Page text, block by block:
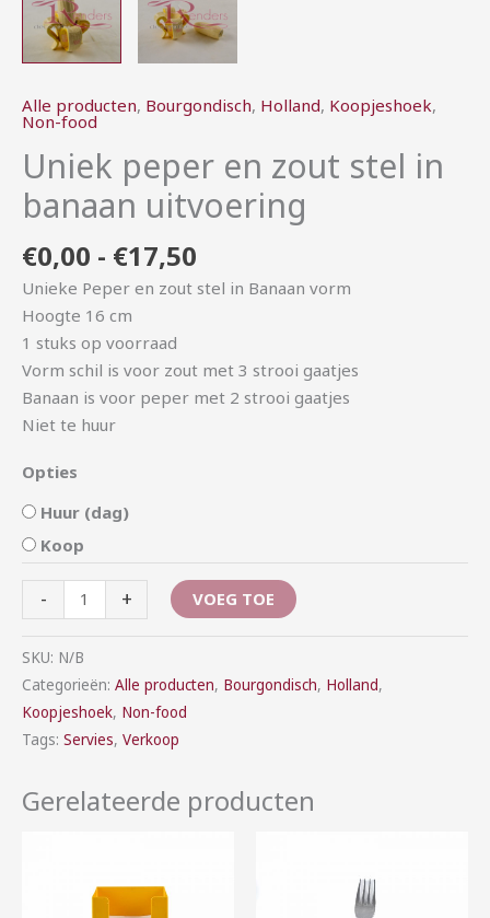
Alle producten, Bourgondisch, Holland, Koopjeshoek,
Non-food
Uniek peper en zout stel in
banaan uitvoering
€0,00 - €17,50
Unieke Peper en zout stel in Banaan vorm
Hoogte 16 cm
1 stuks op voorraad
Vorm schil is voor zout met 3 strooi gaatjes
Banaan is voor peper met 2 strooi gaatjes
Niet te huur
Opties
Huur (dag)
Koop
- + VOEG TOE
SKU: N/B
Categorieën: Alle producten, Bourgondisch, Holland,
Koopjeshoek, Non-food
Tags: Servies, Verkoop
Gerelateerde producten
€25,00
tot
€0,60